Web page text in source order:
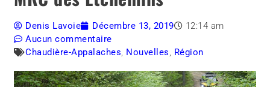
Denis Lavoie Décembre 13, 2019
12:14 am
Aucun commentaire
Chaudière-Appalaches, Nouvelles, Région